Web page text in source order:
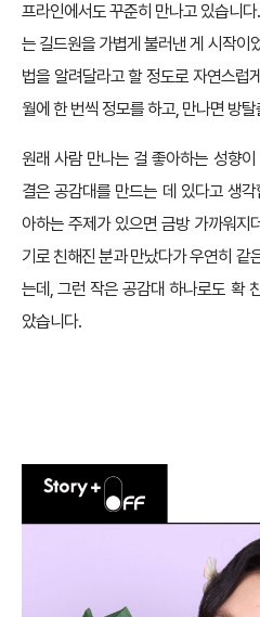
프라인에서도 꾸준히 만나고 있습니
는 길드원을 가볍게 불러낸 게 시작이
법을 알려달라고 할 정도로 자연스럽
월에 한 번씩 정모를 하고, 만나면 방
원래 사람 만나는 걸 좋아하는 성향
결은 공감대를 만드는 데 있다고 생
아하는 주제가 있으면 금방 가까워지
기로 친해진 분과 만났다가 우연히 같
는데, 그런 작은 공감대 하나로도 확
았습니다.